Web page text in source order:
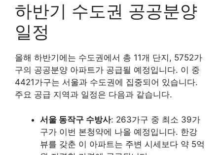
하반기 수도권 공공분양
일정
올해 하반기에는 수도권에서 총 11개 단지, 5752가
구의 공공분양 아파트가 공급될 예정입니다. 이 중
4421가구는 서울과 수도권에 집중되어 있습니다.
주요 공급 지역과 일정은 다음과 같습니다.
서울 동작구 수방사: 263가구 중 최소 39가
구가 이번 본청약에 나올 예정입니다. 한강
뷰를 갖춘 이 아파트는 주변 시세보다 약 5억